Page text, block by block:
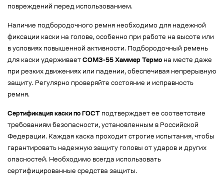
повреждений перед использованием.
Наличие подбородочного ремня необходимо для надежной
фиксации каски на голове, особенно при работе на высоте или
в условиях повышенной активности. Подбородочный ремень
для каски удерживает СОМЗ-55 Хаммер Термо на месте даже
при резких движениях или падении, обеспечивая непрерывную
защиту. Регулярно проверяйте состояние и исправность
ремня.
Сертификация каски по ГОСТ подтверждает ее соответствие
требованиям безопасности, установленным в Российской
Федерации. Каждая каска проходит строгие испытания, чтобы
гарантировать надежную защиту головы от ударов и других
опасностей. Необходимо всегда использовать
сертифицированные средства защиты.